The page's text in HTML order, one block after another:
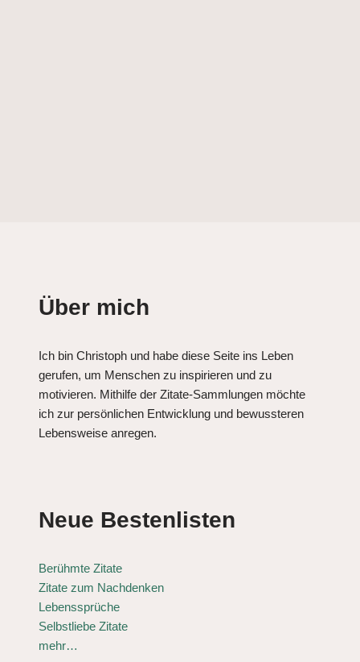
Über mich
Ich bin Christoph und habe diese Seite ins Leben
gerufen, um Menschen zu inspirieren und zu
motivieren. Mithilfe der Zitate-Sammlungen möchte
ich zur persönlichen Entwicklung und bewussteren
Lebensweise anregen.
Neue Bestenlisten
Berühmte Zitate
Zitate zum Nachdenken
Lebenssprüche
Selbstliebe Zitate
mehr…